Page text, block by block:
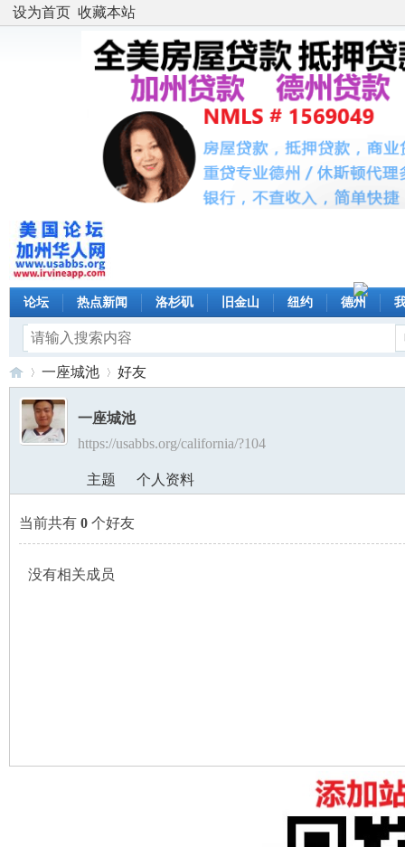
设为首页 收藏本站
论坛 热点新闻 洛杉矶 旧金山 纽约 德州
美›
一座城池
›
好友
一座城池
https://usabbs.org/california/?104
主题 个人资料
当前共有 0个好友
没有相关成员